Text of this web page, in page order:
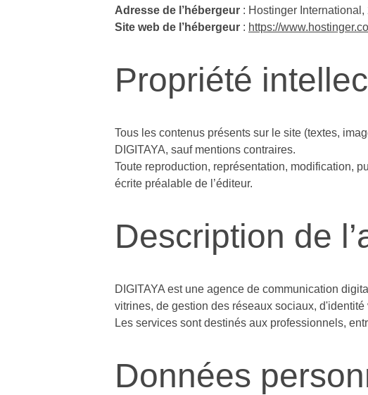
Adresse de l’hébergeur : Hostinger
Site web de l’hébergeur : https://
Propriété
Tous les contenus présents sur le site (textes,
DIGITAYA, sauf mentions contraires.
Toute reproduction, représentation, modification,
écrite préalable de l’éditeur.
Description de
DIGITAYA est une agence de communication
vitrines, de gestion des réseaux sociaux,
Les services sont destinés aux professionnels,
Données